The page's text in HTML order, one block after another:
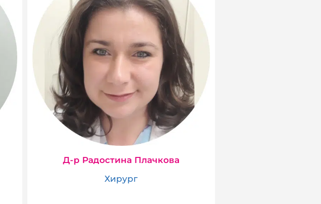
Д-р Радостина Плачкова
Хирург